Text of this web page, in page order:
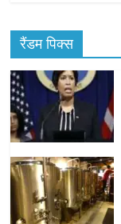
रैंडम पिक्स